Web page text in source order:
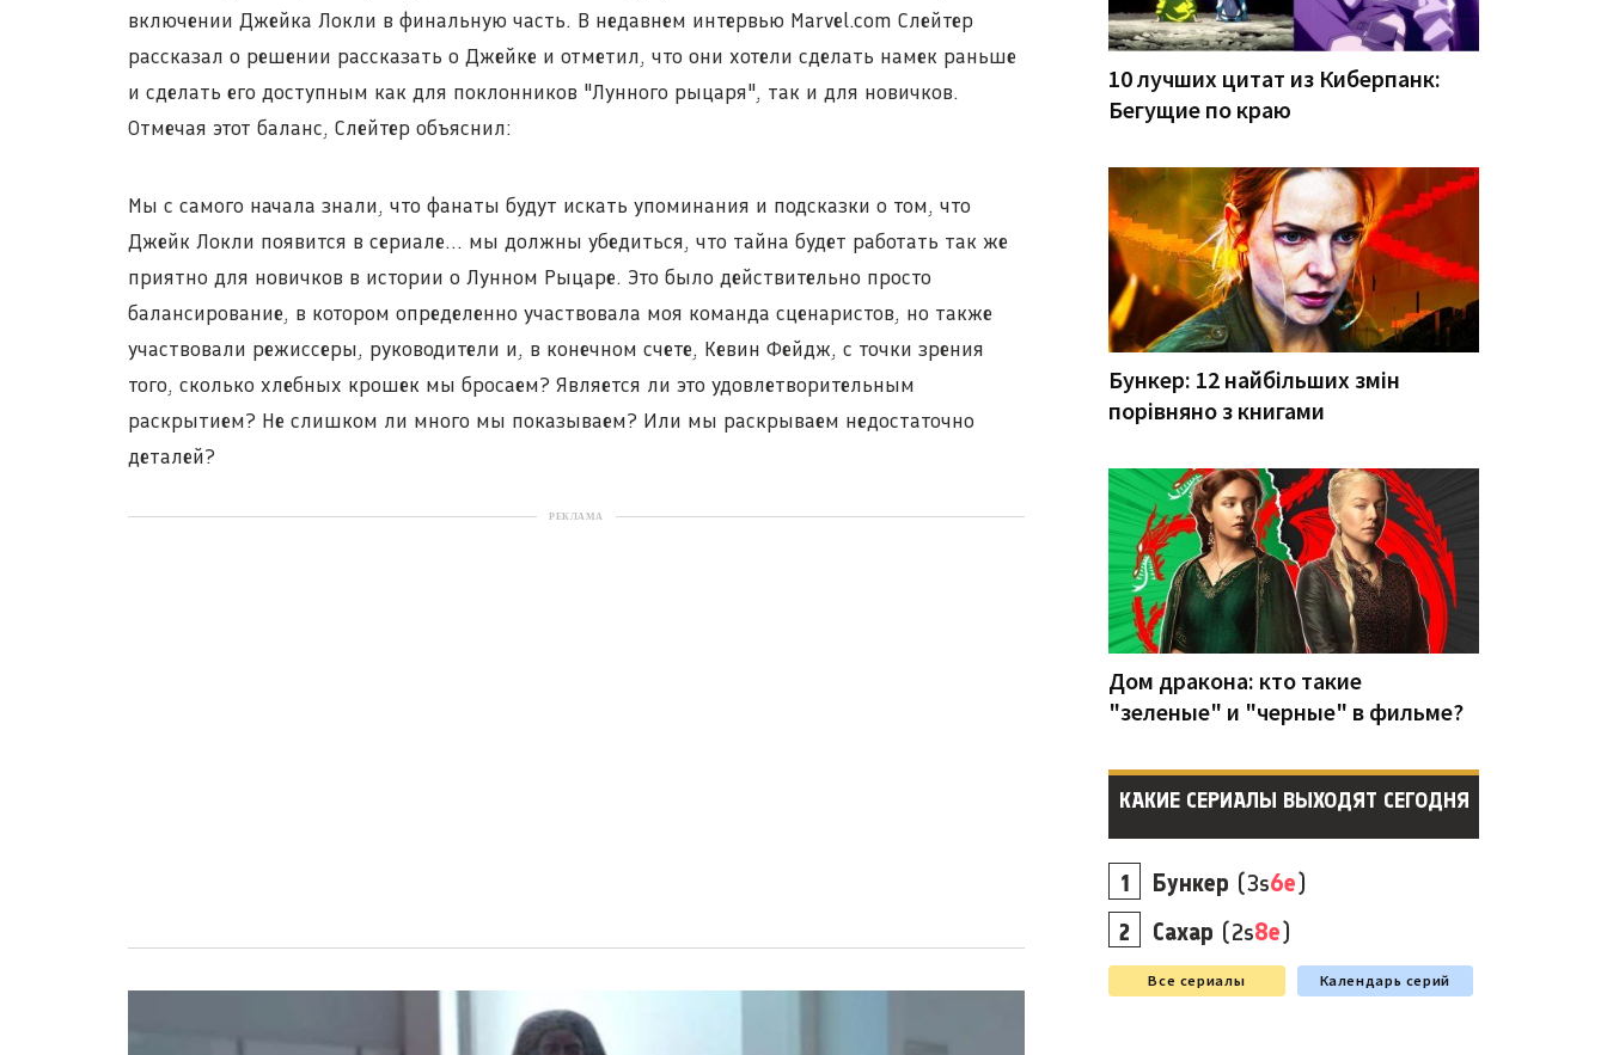
включении Джейка Локли в финальную часть. В недавнем интервью Marvel.com Слейтер
рассказал о решении рассказать о Джейке и отметил, что они хотели сделать намек раньше
и сделать его доступным как для поклонников "Лунного рыцаря", так и для новичков.
Отмечая этот баланс, Слейтер объяснил:
Мы с самого начала знали, что фанаты будут искать упоминания и подсказки о том, что
Джейк Локли появится в сериале... мы должны убедиться, что тайна будет работать так же
приятно для новичков в истории о Лунном Рыцаре. Это было действительно просто
балансирование, в котором определенно участвовала моя команда сценаристов, но также
участвовали режиссеры, руководители и, в конечном счете, Кевин Фейдж, с точки зрения
того, сколько хлебных крошек мы бросаем? Является ли это удовлетворительным
раскрытием? Не слишком ли много мы показываем? Или мы раскрываем недостаточно
деталей?
РЕКЛАМА
10 лучших цитат из Киберпанк:
Бегущие по краю
Бункер: 12 найбільших змін
порівняно з книгами
Дом дракона: кто такие
"зеленые" и "черные" в фильме?
КАКИЕ СЕРИАЛЫ ВЫХОДЯТ СЕГОДНЯ
Бункер (3s6e)
Сахар (2s8e)
Все сериалы Календарь серий